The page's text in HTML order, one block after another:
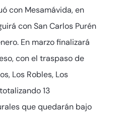
con Mesamávida, en
con San Carlos Purén
En marzo finalizará
con el traspaso de
Los Robles, Los
13
que quedarán bajo